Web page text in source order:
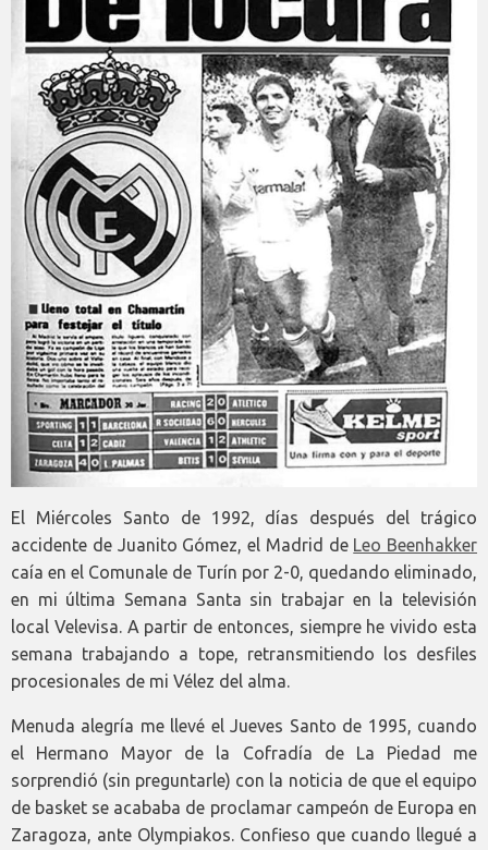
El Miércoles Santo de 1992, días después del trágico
accidente de Juanito Gómez, el Madrid de Leo Beenhakker
caía en el Comunale de Turín por 2-0, quedando eliminado,
en mi última Semana Santa sin trabajar en la televisión
local Velevisa. A partir de entonces, siempre he vivido esta
semana trabajando a tope, retransmitiendo los desfiles
procesionales de mi Vélez del alma.
Menuda alegría me llevé el Jueves Santo de 1995, cuando
el Hermano Mayor de la Cofradía de La Piedad me
sorprendió (sin preguntarle) con la noticia de que el equipo
de basket se acababa de proclamar campeón de Europa en
Zaragoza, ante Olympiakos. Confieso que cuando llegué a